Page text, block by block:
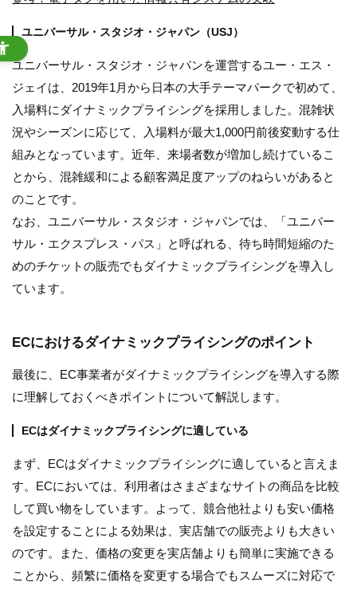
ユニバーサル・スタジオ・ジャパン（USJ）
ユニバーサル・スタジオ・ジャパンを運営するユー・エス・
ジェイは、2019年1月から日本の大手テーマパークで初めて、
入場料にダイナミックプライシングを採用しました。混雑状
況やシーズンに応じて、入場料が最大1,000円前後変動する仕
組みとなっています。近年、来場者数が増加し続けているこ
とから、混雑緩和による顧客満足度アップのねらいがあると
のことです。
なお、ユニバーサル・スタジオ・ジャパンでは、「ユニバー
サル・エクスプレス・パス」と呼ばれる、待ち時間短縮のた
めのチケットの販売でもダイナミックプライシングを導入し
ています。
ECにおけるダイナミックプライシングのポイント
最後に、EC事業者がダイナミックプライシングを導入する際
に理解しておくべきポイントについて解説します。
ECはダイナミックプライシングに適している
まず、ECはダイナミックプライシングに適していると言えま
す。ECにおいては、利用者はさまざまなサイトの商品を比較
して買い物をしています。よって、競合他社よりも安い価格
を設定することによる効果は、実店舗での販売よりも大きい
のです。また、価格の変更を実店舗よりも簡単に実施できる
ことから、頻繁に価格を変更する場合でもスムーズに対応で